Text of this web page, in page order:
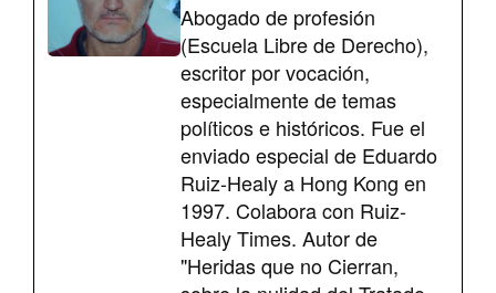
Abogado de profesión
(Escuela Libre de Derecho),
escritor por vocación,
especialmente de temas
políticos e históricos. Fue el
enviado especial de Eduardo
Ruiz-Healy a Hong Kong en
1997. Colabora con Ruiz-
Healy Times. Autor de
"Heridas que no Cierran,